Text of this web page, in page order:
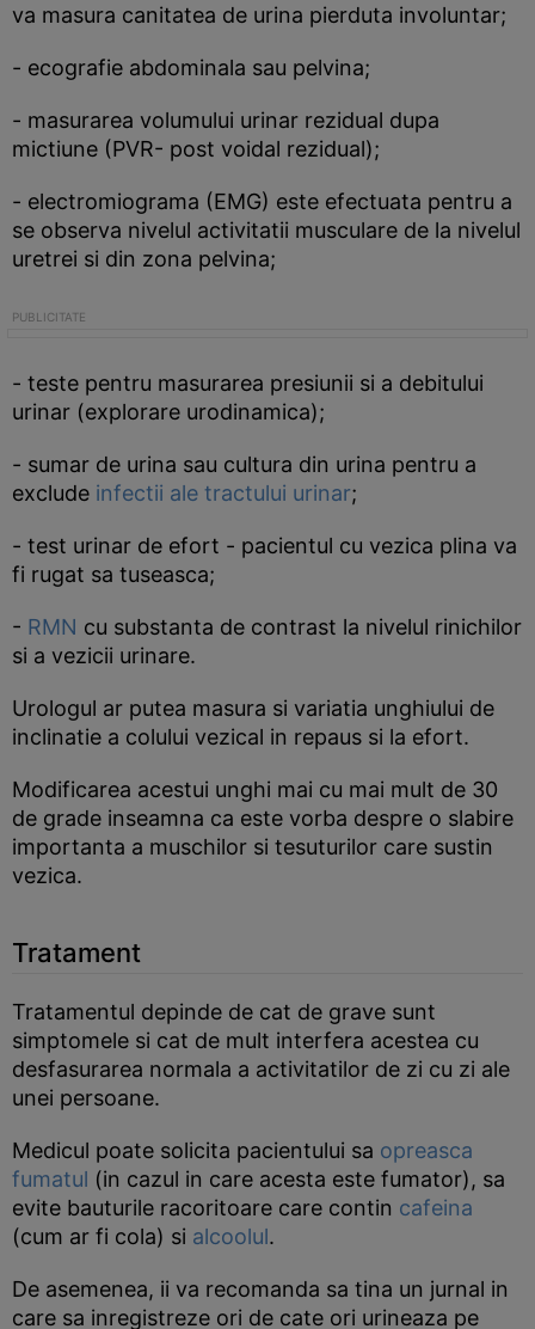
va masura canitatea de urina pierduta involuntar;
- ecografie abdominala sau pelvina;
- masurarea volumului urinar rezidual dupa
mictiune (PVR- post voidal rezidual);
- electromiograma (EMG) este efectuata pentru a
se observa nivelul activitatii musculare de la nivelul
uretrei si din zona pelvina;
- teste pentru masurarea presiunii si a debitului
urinar (explorare urodinamica);
- sumar de urina sau cultura din urina pentru a
exclude infectii ale tractului urinar;
- test urinar de efort - pacientul cu vezica plina va
fi rugat sa tuseasca;
- RMN cu substanta de contrast la nivelul rinichilor
si a vezicii urinare.
Urologul ar putea masura si variatia unghiului de
inclinatie a colului vezical in repaus si la efort.
Modificarea acestui unghi mai cu mai mult de 30
de grade inseamna ca este vorba despre o slabire
importanta a muschilor si tesuturilor care sustin
vezica.
Tratament
Tratamentul depinde de cat de grave sunt
simptomele si cat de mult interfera acestea cu
desfasurarea normala a activitatilor de zi cu zi ale
unei persoane.
Medicul poate solicita pacientului sa opreasca
fumatul (in cazul in care acesta este fumator), sa
evite bauturile racoritoare care contin cafeina
(cum ar fi cola) si alcoolul.
De asemenea, ii va recomanda sa tina un jurnal in
care sa inregistreze ori de cate ori urineaza pe